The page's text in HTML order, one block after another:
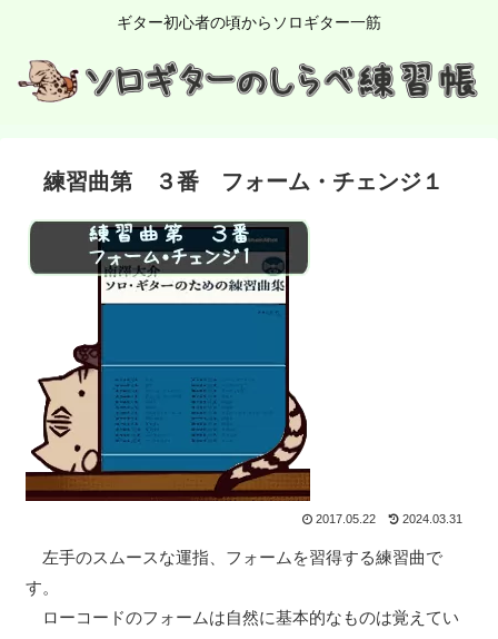
ギター初心者の頃からソロギター一筋
練習曲第 ３番 フォーム・チェンジ１
2017.05.22 2024.03.31
左手のスムースな運指、フォームを習得する練習曲で
す。
ローコードのフォームは自然に基本的なものは覚えてい